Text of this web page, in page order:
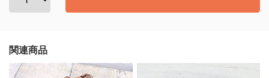
関連商品